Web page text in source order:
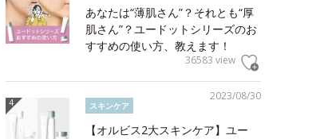
あなたは“薄肌さん”？それとも“厚
肌さん”？ユードットシリーズのお
すすめの使い方、教えます！
36583 view
2023/08/30
スキンケア
【オルビス2大スキンケア】ユー